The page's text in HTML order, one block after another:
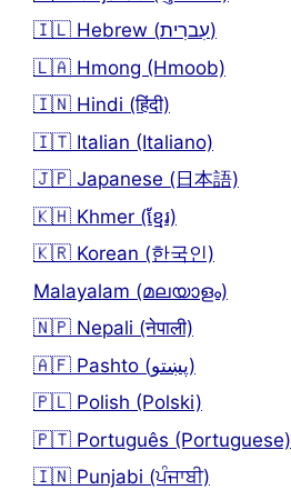
🇮🇱 Hebrew (עִברִית)
🇱🇦 Hmong (Hmoob)
🇮🇳 Hindi (हिंदी)
🇮🇹 Italian (Italiano)
🇯🇵 Japanese (日本語)
🇰🇭 Khmer (ខ្មែរ)
🇰🇷 Korean (한국인)
Malayalam (മലയാളം)
🇳🇵 Nepali (नेपाली)
🇦🇫 Pashto (پښتو)
🇵🇱 Polish (Polski)
🇵🇹 Português (Portuguese)
🇮🇳 Punjabi (ਪੰਜਾਬੀ)